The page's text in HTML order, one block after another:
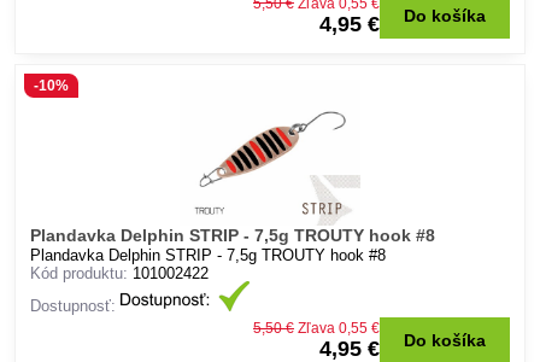
4,95 € Do košíka
Plandavka Delphin STRIP - 7,5g TROUTY hook #8
-10%
Plandavka Delphin STRIP - 7,5g TROUTY hook #8
Kód produktu: 101002422
Dostupnosť:
4,95 €
5,50 € Zľava 0,55 €
Do košíka